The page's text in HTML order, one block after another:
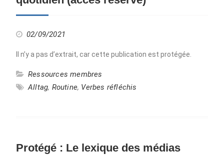
02/09/2021
Il n’y a pas d’extrait, car cette publication est protégée.
Ressources membres
Alltag, Routine, Verbes réfléchis
Protégé : Le lexique des médias